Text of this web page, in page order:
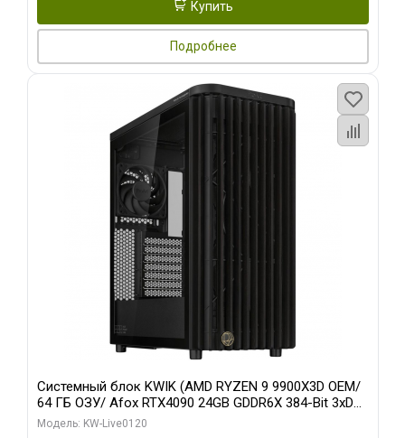
Купить
Подробнее
Системный блок KWIK (AMD RYZEN 9 9900X3D OEM/
64 ГБ ОЗУ/ Afox RTX4090 24GB GDDR6X 384-Bit 3xDP
HDMI ATX Turbo/ 1 ТБ SSD)
Модель: KW-Live0120